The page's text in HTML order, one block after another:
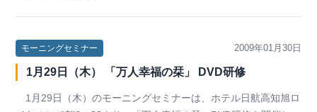
モーニングセミナー 2009年01月30日
1月29日（木） 「万人幸福の栞」 DVD研修
1月29日（木）のモーニングセミナーは、ホテル日航高知旭ロ